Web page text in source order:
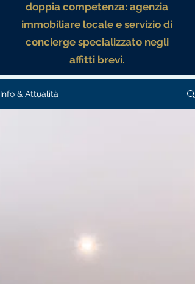
doppia competenza: agenzia
immobiliare locale e servizio di
concierge specializzato negli
affitti brevi.
Info & Attualità